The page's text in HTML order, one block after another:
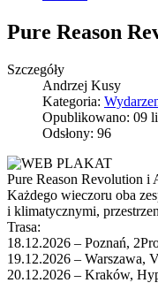
Pure Reason
Szczegóły
Andrzej Kusy
Kategoria:
Opublikowano: 09
Odsłony: 96
Pure Reason Revolution i
Każdego wieczoru oba
i klimatycznymi,
Trasa:
18.12.2026 – Poznań,
19.12.2026 – Warszawa,
20.12.2026 – Kraków,